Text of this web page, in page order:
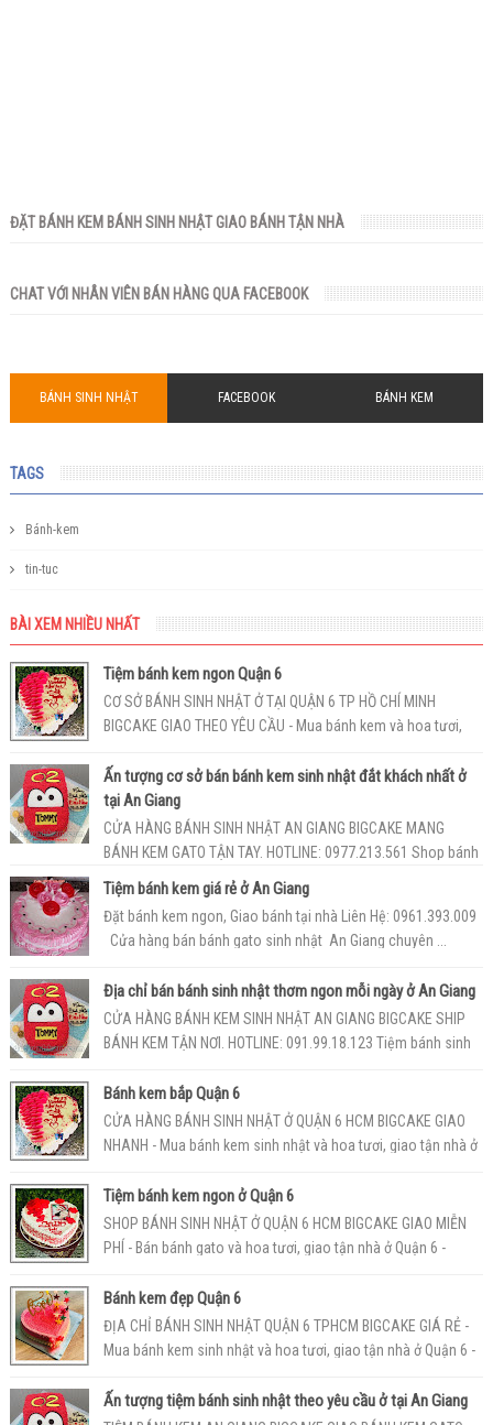
ĐẶT BÁNH KEM BÁNH SINH NHẬT GIAO BÁNH TẬN NHÀ
CHAT VỚI NHÂN VIÊN BÁN HÀNG QUA FACEBOOK
BÁNH SINH NHẬT FACEBOOK BÁNH KEM
TAGS
Bánh-kem
tin-tuc
BÀI XEM NHIỀU NHẤT
Tiệm bánh kem ngon Quận 6
CƠ SỞ BÁNH SINH NHẬT Ở TẠI QUẬN 6 TP HỒ CHÍ MINH
BIGCAKE GIAO THEO YÊU CẦU - Mua bánh kem và hoa tươi,
Ấn tượng cơ sở bán bánh kem sinh nhật đắt khách nhất ở
tại An Giang
CỬA HÀNG BÁNH SINH NHẬT AN GIANG BIGCAKE MANG
BÁNH KEM GATO TẬN TAY. HOTLINE: 0977.213.561 Shop bánh
gatosinh nhật An Giang BigCake l...
Tiệm bánh kem giá rẻ ở An Giang
Đặt bánh kem ngon, Giao bánh tại nhà Liên Hệ: 0961.393.009
Cửa hàng bán bánh gato sinh nhật An Giang chuyên ...
Địa chỉ bán bánh sinh nhật thơm ngon mỗi ngày ở An Giang
CỬA HÀNG BÁNH KEM SINH NHẬT AN GIANG BIGCAKE SHIP
BÁNH KEM TẬN NƠI. HOTLINE: 091.99.18.123 Tiệm bánh sinh
Bánh kem bắp Quận 6
CỬA HÀNG BÁNH SINH NHẬT Ở QUẬN 6 HCM BIGCAKE GIAO
NHANH - Mua bánh kem sinh nhật và hoa tươi, giao tận nhà ở
Tiệm bánh kem ngon ở Quận 6
SHOP BÁNH SINH NHẬT Ở QUẬN 6 HCM BIGCAKE GIAO MIỄN
PHÍ - Bán bánh gato và hoa tươi, giao tận nhà ở Quận 6 -
Bánh kem đẹp Quận 6
ĐỊA CHỈ BÁNH SINH NHẬT QUẬN 6 TPHCM BIGCAKE GIÁ RẺ -
Mua bánh kem sinh nhật và hoa tươi, giao tận nhà ở Quận 6 -
Ấn tượng tiệm bánh sinh nhật theo yêu cầu ở tại An Giang